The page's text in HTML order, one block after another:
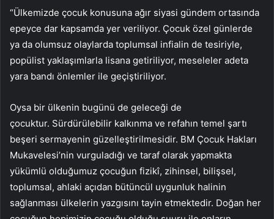
“Ülkemizde çocuk konusuna ağır siyasi gündem ortasında
epeyce dar kapsamda yer veriliyor. Çocuk özel günlerde
ya da olumsuz olaylarda toplumsal infialin de tesiriyle,
popülist yaklaşımlarla lisana getiriliyor, meseleler adeta
yara bandı önlemler ile geçiştiriliyor.
Oysa bir ülkenin bugünü de geleceği de
çocuktur. Sürdürülebilir kalkınma ve refahın temel şartı
beşeri sermayenin güzelleştirilmesidir. BM Çocuk Hakları
Mukavelesi’nin vurguladığı ve taraf olarak yapmakta
yükümlü olduğumuz çocuğun fizikî, zihinsel, bilişsel,
toplumsal, ahlaki açıdan bütüncül uygunluk halinin
sağlanması ülkelerin yazgısını tayin etmektedir. Doğan her